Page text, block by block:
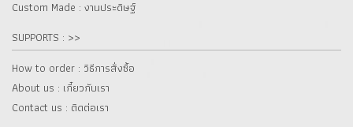
Custom Made : งานประดิษฐ์
SUPPORTS : >>
How to order : วิธีการสั่งซื้อ
About us : เกี๋ยวกับเรา
Contact us : ติดต่อเรา